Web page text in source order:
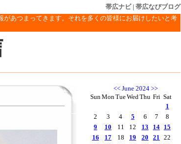
帯広ナビ| 帯広なびブログ
あつまってきます。それを多くの皆様にお届けしたいと考
<< June 2024 >>
SunMonTueWedThu Fri Sat
1
2
3 4 5 6 7
8
9
10 11 12 13 14
15
16
17 18 19 20 21
22